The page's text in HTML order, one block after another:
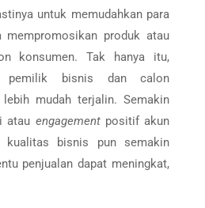
untuk memudahkan para
produk atau
konsumen. Tak hanya itu,
pemilik bisnis dan calon
mudah terjalin. Semakin
atau engagementpositif akun
kualitas bisnis pun semakin
penjualan dapat meningkat,